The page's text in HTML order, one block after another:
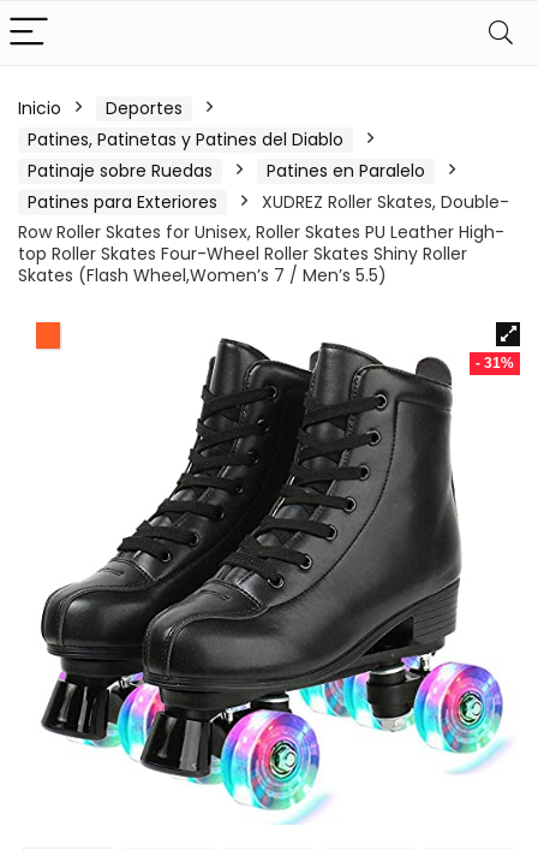
Inicio
Deportes
Patines, Patinetas y Patines del Diablo
Patinaje sobre Ruedas
Patines en Paralelo
Patines para Exteriores
XUDREZ Roller Skates, Double-
Row Roller Skates for Unisex, Roller Skates PU Leather High-
top Roller Skates Four-Wheel Roller Skates Shiny Roller
Skates (Flash Wheel,Women’s 7 / Men’s 5.5)
- 31%